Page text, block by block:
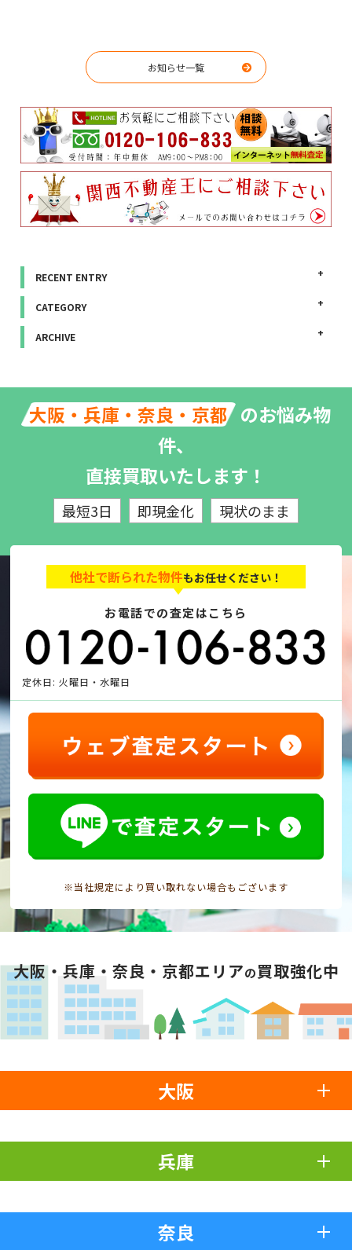
お知らせ一覧
RECENT ENTRY
CATEGORY
ARCHIVE
大阪・兵庫・奈良・京都 のお悩み物
件、
直接買取いたします！
最短3日 即現金化 現状のまま
他社で断られた物件もお任せください！
お電話での査定はこちら
定休日: 火曜日・水曜日
※当社規定により買い取れない場合もございます
大阪・兵庫・奈良・京都エリアの買取強化中
大阪
兵庫
奈良